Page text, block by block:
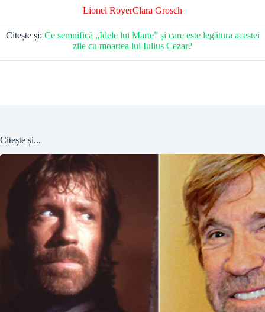
Lionel RoyerClara Grosch
Citește și: Ce semnifică „Idele lui Marte” și care este legătura acestei
zile cu moartea lui Iulius Cezar?
Citește și...